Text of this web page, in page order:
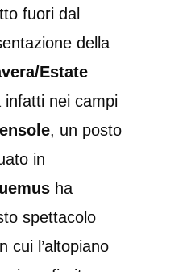
fuori dal
della
Estate
infatti nei campi
, un posto
in
ha
spettacolo
cui l’altopiano